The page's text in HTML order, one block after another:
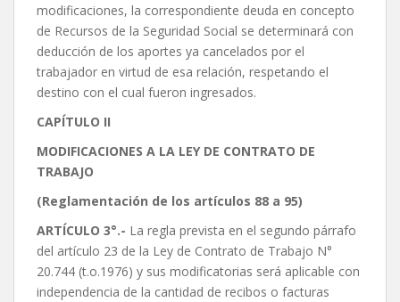
modificaciones, la correspondiente deuda en concepto
de Recursos de la Seguridad Social se determinará con
deducción de los aportes ya cancelados por el
trabajador en virtud de esa relación, respetando el
destino con el cual fueron ingresados.
CAPÍTULO II
MODIFICACIONES A LA LEY DE CONTRATO DE
TRABAJO
(Reglamentación de los artículos 88 a 95)
ARTÍCULO 3°.- La regla prevista en el segundo párrafo
del artículo 23 de la Ley de Contrato de Trabajo N°
20.744 (t.o.1976) y sus modificatorias será aplicable con
independencia de la cantidad de recibos o facturas